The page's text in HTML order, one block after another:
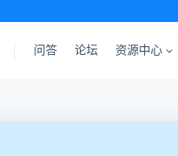
问答 论坛 资源中心